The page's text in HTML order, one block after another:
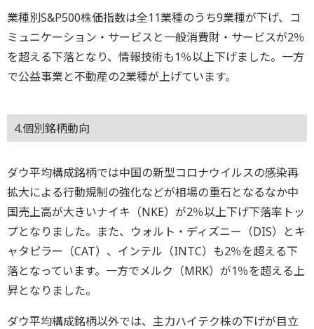
業種別S&P500株価指数は全11業種のうち9業種が下げ、コ
ミュニケーション・サービスと一般消費財・サービスが2％
を超える下落となり、情報技術も1％以上下げました。一方
で公益事業と不動産の2業種が上げています。
4.個別銘柄動向
ダウ平均構成銘柄では中国の新型コロナウイルスの感染再
拡大による行動規制の強化などが相場の重石となるなか中
国売上高が大きいナイキ（NKE）が2％以上下げ下落率トッ
プとなりました。また、ウォルト・ディズニー（DIS）とキ
ャタピラー（CAT）、インテル（INTC）も2％を超える下
落となっています。一方でメルク（MRK）が1％を超える上
昇となりました。
ダウ平均構成銘柄以外では、主力ハイテク株の下げが目立